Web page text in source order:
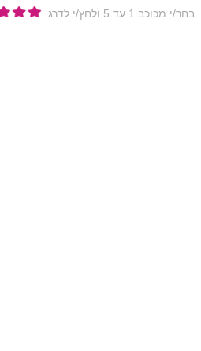
בחר/י מכוכב 1 עד 5 ולחץ/י לדרג